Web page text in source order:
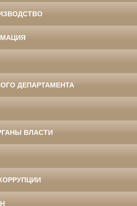
ДЕПАРТАМЕНТА
ВЛАСТИ